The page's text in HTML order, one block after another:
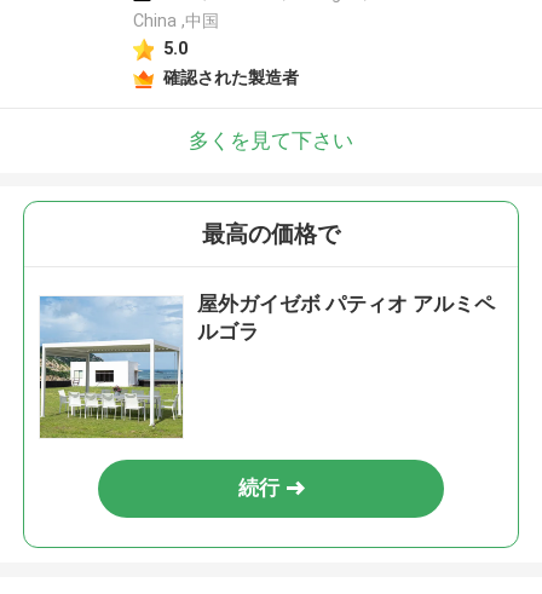
China ,中国
5.0
確認された製造者
多くを見て下さい
最高の価格で
屋外ガイゼボ パティオ アルミペ
ルゴラ
続行